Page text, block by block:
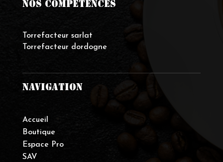
NOS COMPÉTENCES
Torrefacteur sarlat
Torrefacteur dordogne
NAVIGATION
Accueil
Boutique
Espace Pro
SAV